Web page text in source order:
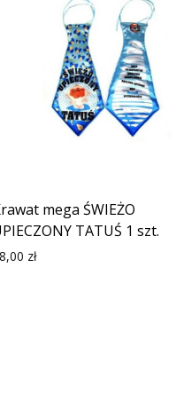
mega ŚWIEŻO
TATUŚ 1 szt.
zł